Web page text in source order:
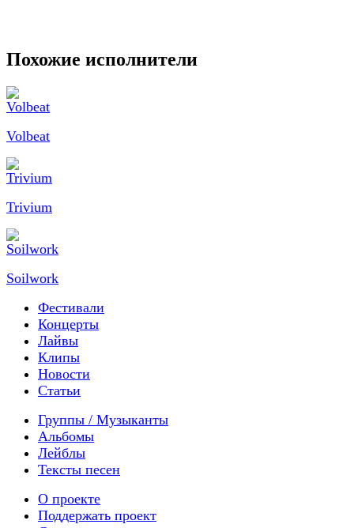
Похожие исполнители
Volbeat
Trivium
Soilwork
Фестивали
Концерты
Лайвы
Клипы
Новости
Статьи
Группы / Музыканты
Альбомы
Лейблы
Тексты песен
О проекте
Поддержать проект